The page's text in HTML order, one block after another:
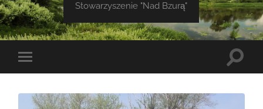
Stowarzyszenie "Nad Bzurą"
Toggle
mobile
Toggle